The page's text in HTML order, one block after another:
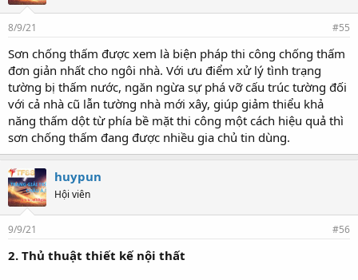
8/9/21 #55
Sơn chống thấm được xem là biện pháp thi công chống thấm
đơn giản nhất cho ngôi nhà. Với ưu điểm xử lý tình trạng
tường bị thấm nước, ngăn ngừa sự phá vỡ cấu trúc tường đối
với cả nhà cũ lẫn tường nhà mới xây, giúp giảm thiểu khả
năng thấm dột từ phía bề mặt thi công một cách hiệu quả thì
sơn chống thấm đang được nhiều gia chủ tin dùng.
huypun
Hội viên
9/9/21 #56
2. Thủ thuật thiết kế nội thất